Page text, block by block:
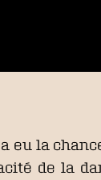
eu la
de la